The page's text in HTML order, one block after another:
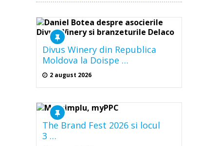
Divus Winery din Republica
Moldova la Doispe …
2 august 2026
The Brand Fest 2026 si locul
3 …